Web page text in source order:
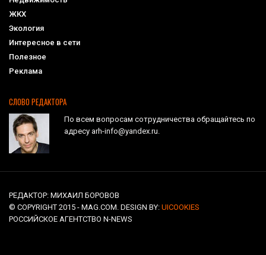
ЖКХ
Экология
Интересное в сети
Полезное
Реклама
СЛОВО РЕДАКТОРА
По всем вопросам сотрудничества обращайтесь по
адресу arh-info@yandex.ru.
РЕДАКТОР: МИХАИЛ БОРОВОВ
© COPYRIGHT 2015 - MAG.COM. DESIGN BY: UICOOKIES
РОССИЙСКОЕ АГЕНТСТВО N-NEWS